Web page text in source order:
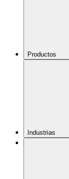
Productos
Industrias